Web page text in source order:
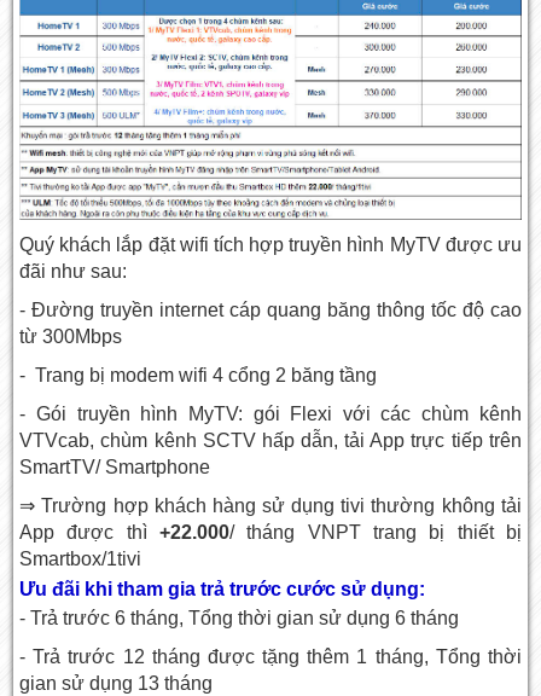
Quý khách lắp đặt wifi tích hợp truyền hình MyTV được ưu
đãi như sau:
- Đường truyền internet cáp quang băng thông tốc độ cao
từ 300Mbps
- Trang bị modem wifi 4 cổng 2 băng tầng
- Gói truyền hình MyTV: gói Flexi với các chùm kênh
VTVcab, chùm kênh SCTV hấp dẫn, tải App trực tiếp trên
SmartTV/ Smartphone
⇒ Trường hợp khách hàng sử dụng tivi thường không tải
App được thì+22.000/ tháng VNPT trang bị thiết bị
Smartbox/1tivi
Ưu đãi khi tham gia trả trước cước sử dụng:
- Trả trước 6 tháng, Tổng thời gian sử dụng 6 tháng
- Trả trước 12 tháng được tặng thêm 1 tháng, Tổng thời
gian sử dụng 13 tháng